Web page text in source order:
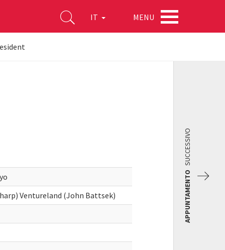
IT MENU
Ventureland (John Battsek)
APPUNTAMENTO
SUCCESSIVO